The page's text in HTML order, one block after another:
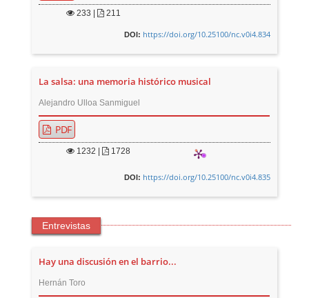
233 211
DOI: https://doi.org/10.25100/nc.v0i4.834
La salsa: una memoria histórico musical
Alejandro Ulloa Sanmiguel
PDF
1232 1728
DOI: https://doi.org/10.25100/nc.v0i4.835
Entrevistas
Hay una discusión en el barrio...
Hernán Toro